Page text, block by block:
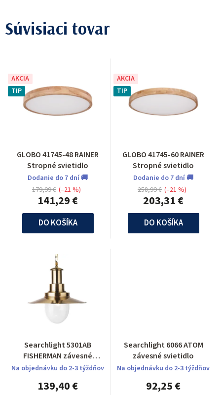
Súvisiaci tovar
AKCIA
TIP
GLOBO 41745-48 RAINER
Stropné svietidlo
Dodanie do 7 dní 🚚
141,29 €
179,99 € (–21 %)
DO KOŠÍKA
AKCIA
TIP
GLOBO 41745-60 RAINER
Stropné svietidlo
Dodanie do 7 dní 🚚
203,31 €
258,99 € (–21 %)
DO KOŠÍKA
Searchlight 5301AB
FISHERMAN závesné
svietidlo
Na objednávku do 2-3 týždňov
139,40 €
Searchlight 6066 ATOM
závesné svietidlo
Na objednávku do 2-3 týždňov
92,25 €